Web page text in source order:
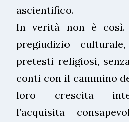
ascientifico.
In verità non è
pregiudizio
pretesti religiosi,
conti con il cammino
loro crescita
l’acquisita